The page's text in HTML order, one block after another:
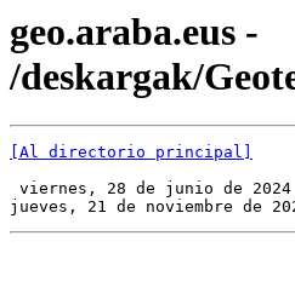
geo.araba.eus -
/deskargak/
[Al directorio principal]
viernes, 28 de junio de
jueves, 21 de noviembre